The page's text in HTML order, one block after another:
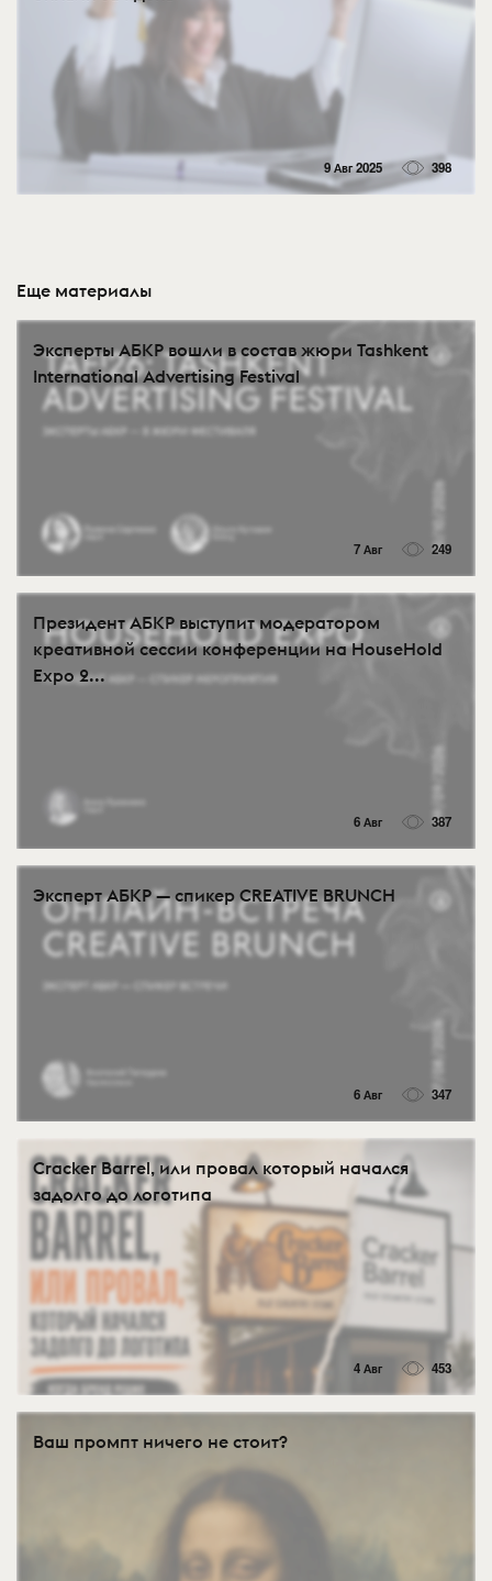
9 Авг 2025 398
Еще материалы
Эксперты АБКР вошли в состав жюри Tashkent
International Advertising Festival
7 Авг 249
Президент АБКР выступит модератором
креативной сессии конференции на HouseHold
Expo 2...
6 Авг 387
Эксперт АБКР — спикер CREATIVE BRUNCH
6 Авг 347
Cracker Barrel, или провал который начался
задолго до логотипа
4 Авг 453
Ваш промпт ничего не стоит?